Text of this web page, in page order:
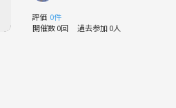
評価 0件
開催数 0回 過去参加 0人